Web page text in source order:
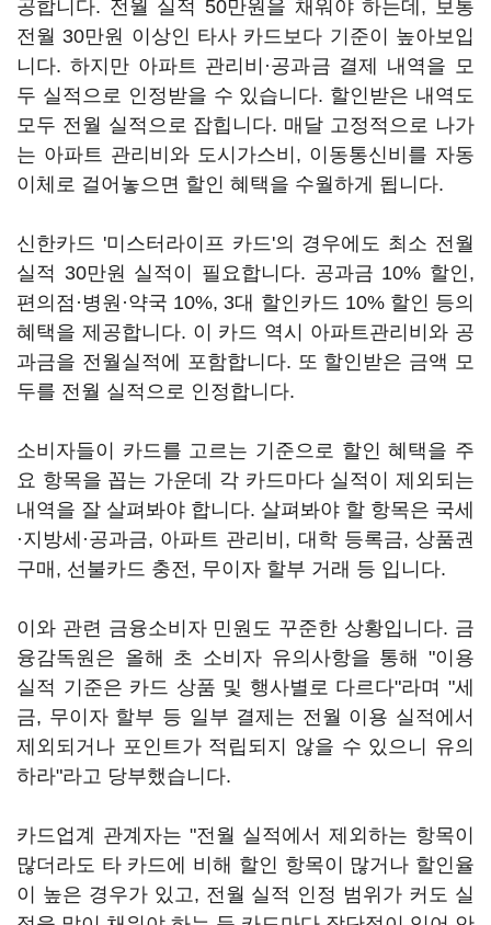
공합니다. 전월 실적 50만원을 채워야 하는데, 보통
전월 30만원 이상인 타사 카드보다 기준이 높아보입
니다. 하지만 아파트 관리비·공과금 결제 내역을 모
두 실적으로 인정받을 수 있습니다. 할인받은 내역도
모두 전월 실적으로 잡힙니다. 매달 고정적으로 나가
는 아파트 관리비와 도시가스비, 이동통신비를 자동
이체로 걸어놓으면 할인 혜택을 수월하게 됩니다.
신한카드 '미스터라이프 카드'의 경우에도 최소 전월
실적 30만원 실적이 필요합니다. 공과금 10% 할인,
편의점·병원·약국 10%, 3대 할인카드 10% 할인 등의
혜택을 제공합니다. 이 카드 역시 아파트관리비와 공
과금을 전월실적에 포함합니다. 또 할인받은 금액 모
두를 전월 실적으로 인정합니다.
소비자들이 카드를 고르는 기준으로 할인 혜택을 주
요 항목을 꼽는 가운데 각 카드마다 실적이 제외되는
내역을 잘 살펴봐야 합니다. 살펴봐야 할 항목은 국세
·지방세·공과금, 아파트 관리비, 대학 등록금, 상품권
구매, 선불카드 충전, 무이자 할부 거래 등 입니다.
이와 관련 금융소비자 민원도 꾸준한 상황입니다. 금
융감독원은 올해 초 소비자 유의사항을 통해 "이용
실적 기준은 카드 상품 및 행사별로 다르다"라며 "세
금, 무이자 할부 등 일부 결제는 전월 이용 실적에서
제외되거나 포인트가 적립되지 않을 수 있으니 유의
하라"라고 당부했습니다.
카드업계 관계자는 "전월 실적에서 제외하는 항목이
많더라도 타 카드에 비해 할인 항목이 많거나 할인율
이 높은 경우가 있고, 전월 실적 인정 범위가 커도 실